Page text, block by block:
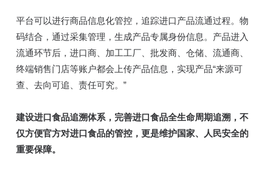
平台可以进行商品信息化管控，追踪进口产品流通过程。物
码结合，通过采集管理，生成产品专属身份信息。产品进入
流通环节后，进口商、加工工厂、批发商、仓储、流通商、
终端销售门店等账户都会上传产品信息，实现产品“来源可
查、去向可追、责任可究。”
建设进口食品追溯体系，完善进口食品全生命周期追溯，不
仅方便官方对进口食品的管控，更是维护国家、人民安全的
重要保障。